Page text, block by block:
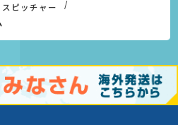
スピッチャー